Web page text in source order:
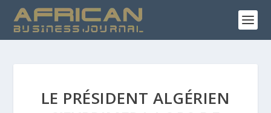
LE PRÉSIDENT ALGÉRIEN